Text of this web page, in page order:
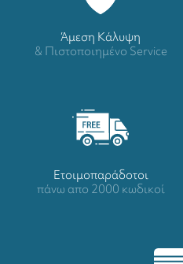
Άμεση Κάλυψη
& Πιστοποιημένο Service
Ετοιμοπαράδοτοι
πάνω απο 2000 κωδικοί